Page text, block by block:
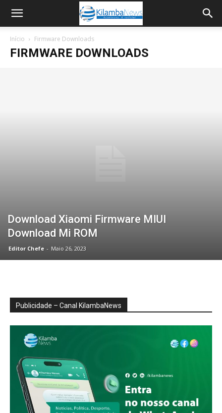
Início Firmware Downloads
FIRMWARE DOWNLOADS
Download Xiaomi Firmware MIUI
Download Mi ROM
Editor Chefe - Maio 26, 2023
Publicidade – Canal KilambaNews